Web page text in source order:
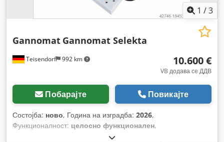
1 /3
Teisendorf 992 km
Gannomat Gannomat Selekta
10.600 €
VB додава се ДДВ
Побарајте Повикајте
Состојба: ново, Година на изградба: 2026,
Функционалност: целосно функционален,